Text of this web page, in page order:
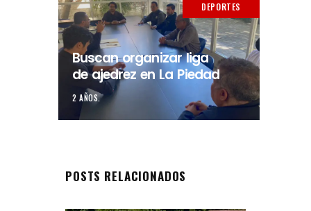
DEPORTES
Buscan organizar liga
de ajedrez en La Piedad
2 AÑOS.
POSTS RELACIONADOS